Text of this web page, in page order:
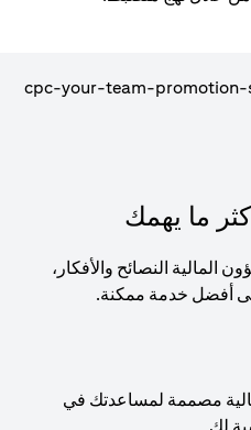
ما يهمك
النصائح والأفكار،
أفضل خدمة ممكنة.
مصممة لمساعدتك في